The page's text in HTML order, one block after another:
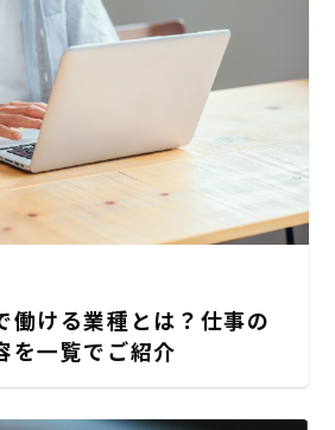
働ける業種とは？仕事の
を一覧でご紹介